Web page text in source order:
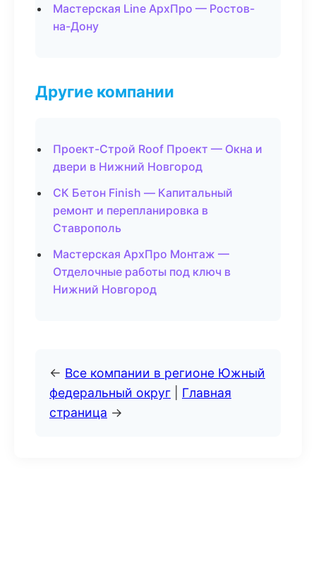
Мастерская Line АрхПро — Ростов-
на-Дону
Другие компании
Проект-Строй Roof Проект — Окна и
двери в Нижний Новгород
СК Бетон Finish — Капитальный
ремонт и перепланировка в
Ставрополь
Мастерская АрхПро Монтаж —
Отделочные работы под ключ в
Нижний Новгород
← Все компании в регионе Южный
федеральный округ
Главная
страница →